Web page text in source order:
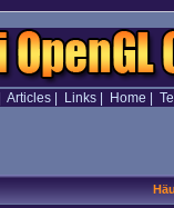
Articles| Links| Home